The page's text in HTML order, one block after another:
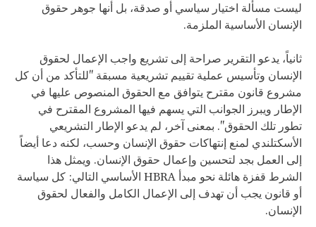
ليست مسألة اختيار سياسي أو صدقة، بل أنها جوهر حقوق
الإنسان الأساسية الملزمة.
ثانياً، يدعو التقرير صراحة إلى تشريع واجب الإعمال لحقوق
الإنسان وتأسيس عملية تقييم تشريعية مسبقة "للتأكد من أن كل
مشروع قانون مقترح يتوافق مع الحقوق المنصوص عليها في
الإطار ويبرز الجوانب التي يسهم فيها المشروع المقترح في
تطور تلك الحقوق". بمعنى آخر، لم يدعو الإطار التشريعي
الأسكتلندي لمنع إنتهاكات حقوق الإنسان وحسب، لكنه دعا أيضاً
إلى العمل بجد لتحسين وإعمال حقوق الإنسان. ويمثل هذا
الشرط قفزة هائلة نحو مبدأ HBRA الأساسي التالي: كل سياسة
أو قانون يجب أن تهدف إلى الإعمال الكامل والفعال لحقوق
الإنسان.